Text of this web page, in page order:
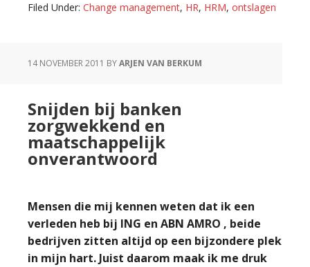
juiste
Filed Under: Change management, HR, HRM, ontslagen
14 NOVEMBER 2011 BYARJEN VAN BERKUM
Snijden bij banken
zorgwekkend en
maatschappelijk
onverantwoord
Mensen die mij kennen weten dat ik een
verleden heb bij ING en ABN AMRO , beide
bedrijven zitten altijd op een bijzondere plek
in mijn hart. Juist daarom maak ik me druk